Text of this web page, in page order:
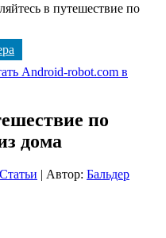
в путешествие по
Android-robot.com в
по
дома
Статьи | Автор: Бальдер